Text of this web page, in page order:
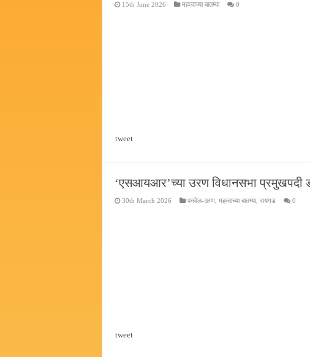
15th June 2026 महत्वाच्या बातम्या 0
tweet
‌‘एसआयआर‌’च्या उरण विधानसभा प्रमुखपदी
30th March 2026 पनवेल-उरण महत्वाच्या बातम्या, रायगड 0
tweet